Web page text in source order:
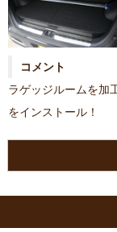
コメント
ラゲッジルームを加
をインストール！